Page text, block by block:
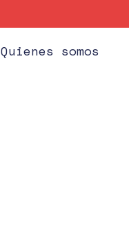
Quienes somos